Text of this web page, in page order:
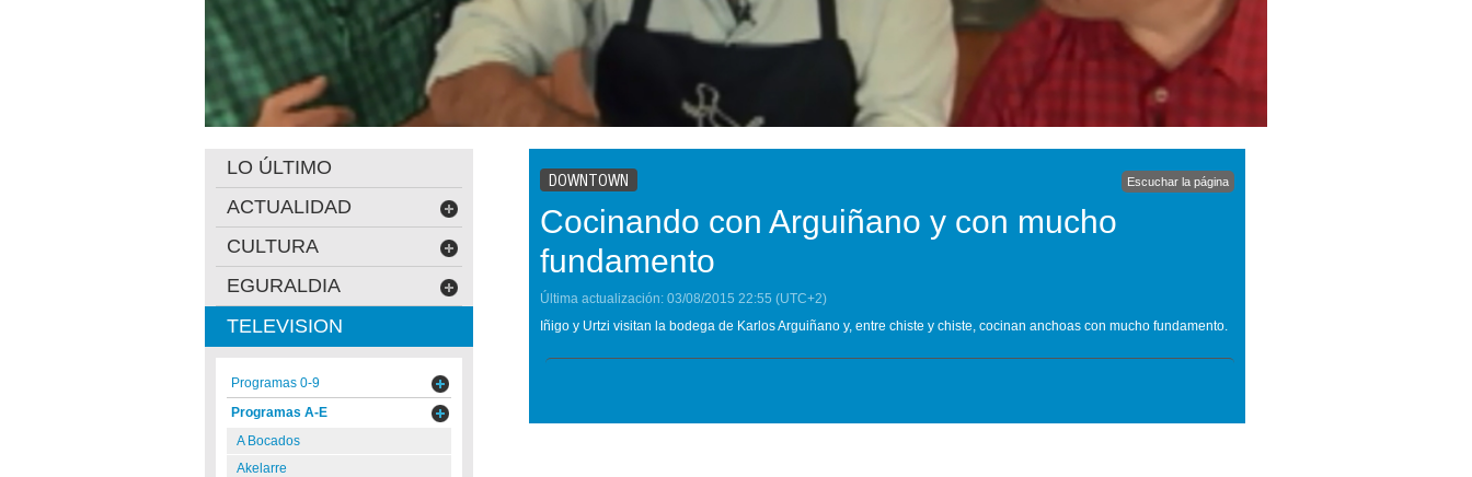
DOWNTOWN Escuchar la página
Cocinando con Arguiñano y con mucho
fundamento
Última actualización: 03/08/2015 22:55 (UTC+2)
Iñigo y Urtzi visitan la bodega de Karlos Arguiñano y, entre chiste y chiste, cocinan anchoas con mucho fundamento.
LO ÚLTIMO
ACTUALIDAD
CULTURA
EGURALDIA
TELEVISION
Programas 0-9
Programas A-E
A Bocados
Akelarre